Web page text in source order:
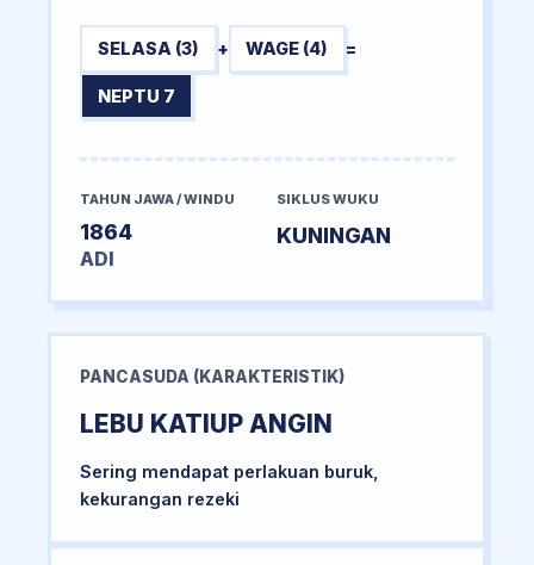
SELASA (3) + WAGE (4) =
NEPTU 7
TAHUN JAWA / WINDU
1864
ADI
SIKLUS WUKU
KUNINGAN
PANCASUDA (KARAKTERISTIK)
LEBU KATIUP ANGIN
Sering mendapat perlakuan buruk,
kekurangan rezeki